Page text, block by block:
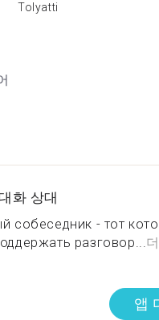
Tolyatti
화 상대
собеседник - тот
разговор...
앱